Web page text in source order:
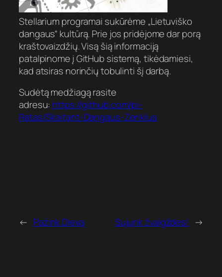
Stellarium programai sukūrėme „Lietuviško
dangaus“ kultūrą. Prie jos pridėjome dar porą
kraštovaizdžių. Visą šią informaciją
patalpinome į GitHub sistemą, tikėdamiesi,
kad atsiras norinčių tobulinti šį darbą.
Sudėtą medžiagą rasite
adresu: https://github.com/pi-
Ratas/Skaitant-Dangaus-Zenklus
← Pažink Dievą Sujunk žvaigždes! →